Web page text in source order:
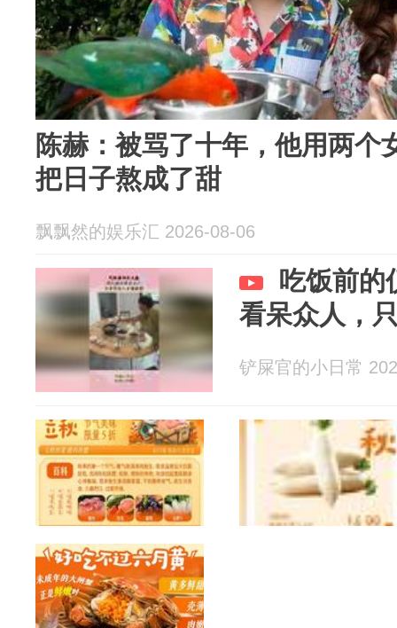
陈赫：被骂了十年，他用两个
把日子熬成了甜
飘飘然的娱乐汇 2026-08-06
吃饭前的
看呆众人，
铲屎官的小日常